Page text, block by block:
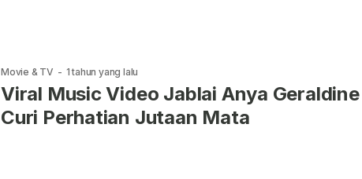
Movie & TV - 1 tahun yang lalu
Viral Music Video Jablai Anya Geraldine
Curi Perhatian Jutaan Mata